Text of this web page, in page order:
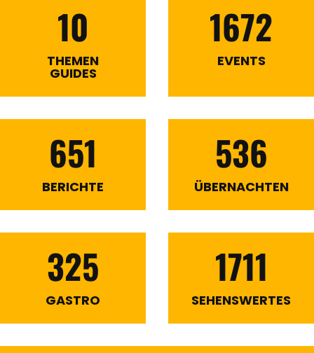
10
THEMEN
GUIDES
1672
EVENTS
651
BERICHTE
536
ÜBERNACHTEN
325
GASTRO
1711
SEHENSWERTES